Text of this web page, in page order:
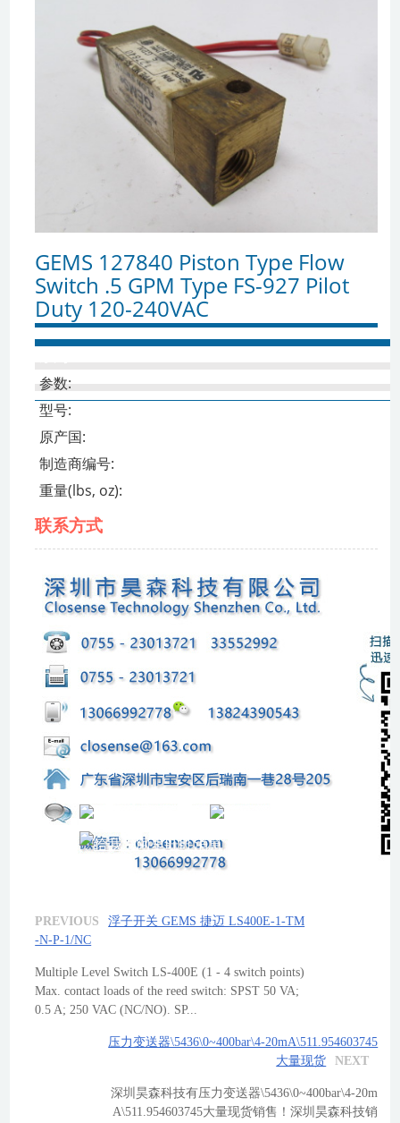
GEMS 127840 Piston Type Flow
Switch .5 GPM Type FS-927 Pilot
Duty 120-240VAC
参数:
型号:
原产国:
制造商编号:
重量(lbs, oz):
联系方式
PREVIOUS
浮子开关 GEMS 捷迈 LS400E-1-TM
-N-P-1/NC
Multiple Level Switch LS-400E (1 - 4 switch points)
Max. contact loads of the reed switch: SPST 50 VA;
0.5 A; 250 VAC (NC/NO). SP...
压力变送器\5436\0~400bar\4-20mA\511.954603745
大量现货
NEXT
深圳昊森科技有压力变送器\5436\0~400bar\4-20m
A\511.954603745大量现货销售！深圳昊森科技销